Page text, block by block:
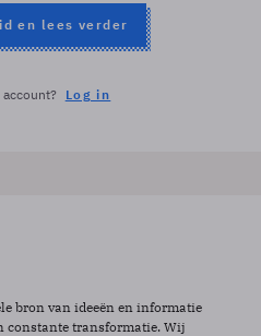
en lees verder
Log in
bron van ideeën en informatie
constante transformatie. Wij